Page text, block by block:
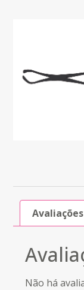
Não há